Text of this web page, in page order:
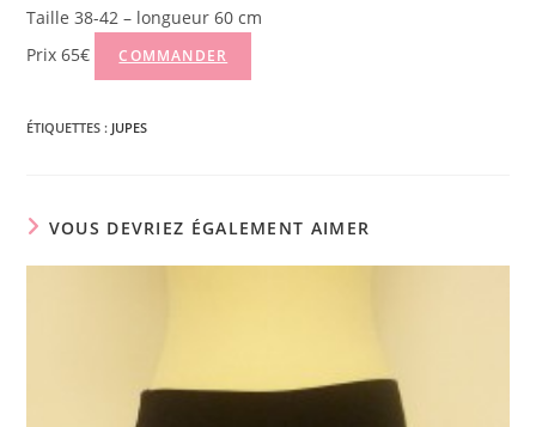
Taille 38-42 – longueur 60 cm
Prix 65€
COMMANDER
ÉTIQUETTES : JUPES
VOUS DEVRIEZ ÉGALEMENT AIMER